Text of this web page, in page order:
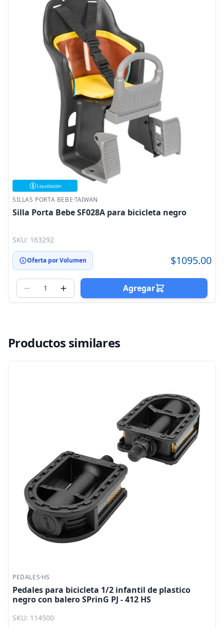
Liquidación
SILLAS PORTA BEBE·TAIWAN
Silla Porta Bebe SF028A para bicicleta negro
SKU: 163292
Oferta por Volumen $1095.00
Agregar
Productos similares
PEDALES·HS
Pedales para bicicleta 1/2 infantil de plastico
negro con balero SPrinG PJ - 412 HS
SKU: 114500